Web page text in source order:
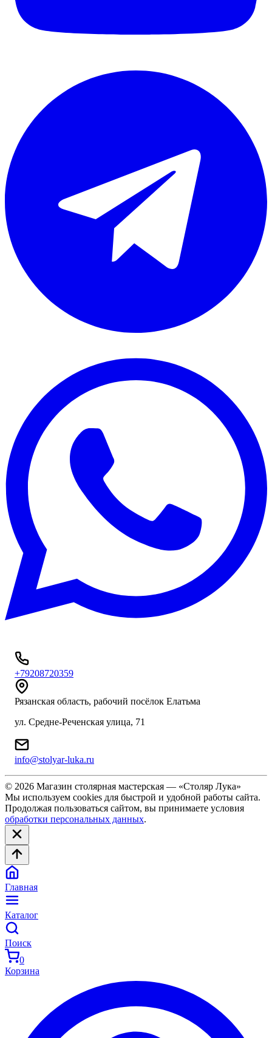
+79208720359
Рязанская область, рабочий посёлок Елатьма
ул. Средне-Реченская улица, 71
info@stolyar-luka.ru
© 2026 Магазин столярная мастерская — «Столяр Лука»
Мы используем cookies для быстрой и удобной работы сайта.
Продолжая пользоваться сайтом, вы принимаете условия
обработки персональных данных.
Главная
Каталог
Поиск
0
Корзина